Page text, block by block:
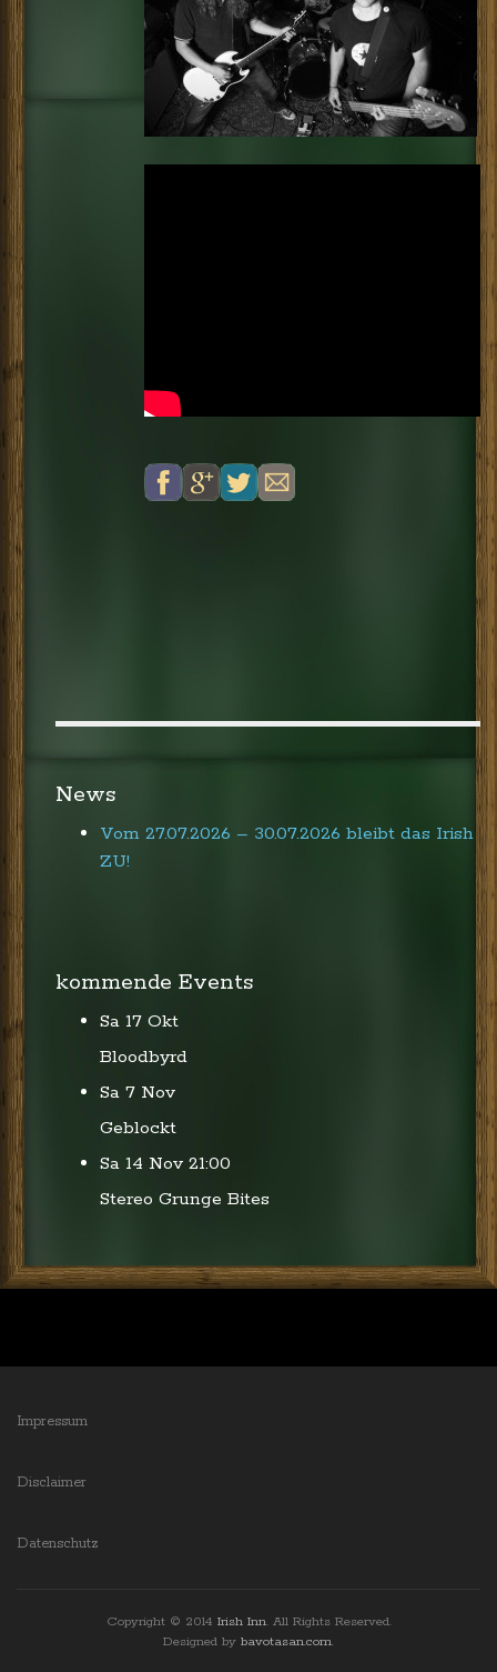
News
Vom 27.07.2026 – 30.07.2026 bleibt das Irish
ZU!
kommende Events
Sa 17 Okt
Bloodbyrd
Sa 7 Nov
Geblockt
Sa 14 Nov 21:00
Stereo Grunge Bites
Impressum
Disclaimer
Datenschutz
Copyright © 2014 Irish Inn. All Rights Reserved.
Designed by bavotasan.com.